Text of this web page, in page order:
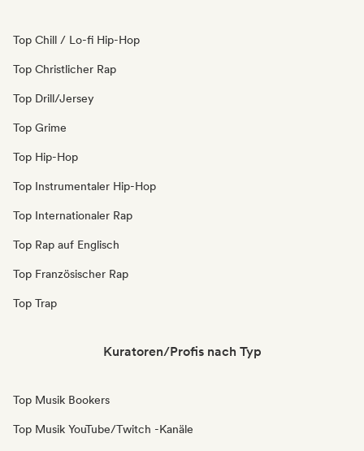
Top Chill / Lo-fi Hip-Hop
Top Christlicher Rap
Top Drill/Jersey
Top Grime
Top Hip-Hop
Top Instrumentaler Hip-Hop
Top Internationaler Rap
Top Rap auf Englisch
Top Französischer Rap
Top Trap
Kuratoren/Profis nach Typ
Top Musik Bookers
Top Musik YouTube/Twitch -Kanäle